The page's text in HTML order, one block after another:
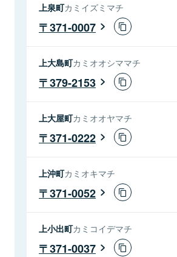
上泉町カミイズミマチ
371-0007
上大島町カミオオシママチ
379-2153
上大屋町カミオオヤマチ
371-0222
上沖町カミオキマチ
371-0052
上小出町カミコイデマチ
371-0037